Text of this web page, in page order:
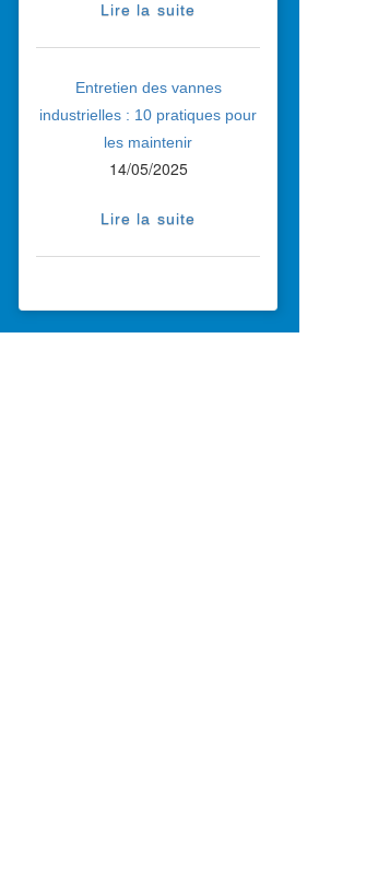
Lire la suite
Entretien des vannes
industrielles : 10 pratiques pour
les maintenir
14/05/2025
Lire la suite